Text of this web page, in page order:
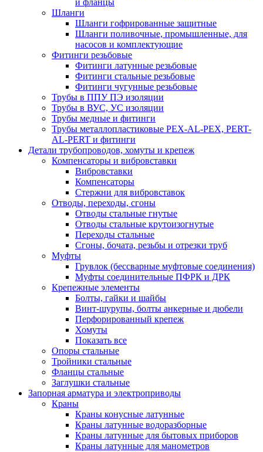
и фланцы
Шланги
Шланги гофрированные защитные
Шланги поливочные, промышленные, для
насосов и комплектующие
Фитинги резьбовые
Фитинги латунные резьбовые
Фитинги стальные резьбовые
Фитинги чугунные резьбовые
Трубы в ППУ ПЭ изоляции
Трубы в ВУС, УС изоляции
Трубы медные и фитинги
Трубы металлопластиковые PEX-AL-PEX, PERT-
AL-PERT и фитинги
Детали трубопроводов, хомуты и крепеж
Компенсаторы и вибровставки
Вибровставки
Компенсаторы
Стержни для вибровставок
Отводы, переходы, сгоны
Отводы стальные гнутые
Отводы стальные крутоизогнутые
Переходы стальные
Сгоны, бочата, резьбы и отрезки труб
Муфты
Грувлок (бессварные муфтовые соединения)
Муфты соединительные ПФРК и ДРК
Крепежные элементы
Болты, гайки и шайбы
Винт-шурупы, болты анкерные и дюбели
Перфорированный крепеж
Хомуты
Показать все
Опоры стальные
Тройники стальные
Фланцы стальные
Заглушки стальные
Запорная арматура и электроприводы
Краны
Краны конусные латунные
Краны латунные водоразборные
Краны латунные для бытовых приборов
Краны латунные для манометров